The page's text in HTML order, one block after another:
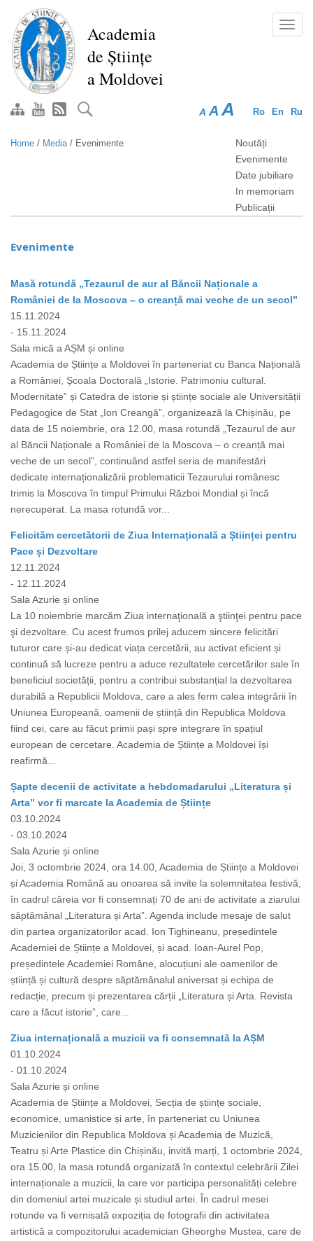
main
content
Academia
de Științe
a Moldovei
Ro En Ru
A A A
Home / Media/ Evenimente
Noutăți
Evenimente
Date jubiliare
In memoriam
Publicații
Evenimente
Masă rotundă „Tezaurul de aur al Băncii Naționale a
României de la Moscova – o creanță mai veche de un secol”
15.11.2024
- 15.11.2024
Sala mică a AȘM și online
Academia de Științe a Moldovei în parteneriat cu Banca Națională
a României, Școala Doctorală „Istorie. Patrimoniu cultural.
Modernitate” și Catedra de istorie și științe sociale ale Universității
Pedagogice de Stat „Ion Creangă”, organizează la Chișinău, pe
data de 15 noiembrie, ora 12.00, masa rotundă „Tezaurul de aur
al Băncii Naționale a României de la Moscova – o creanță mai
veche de un secol”, continuând astfel seria de manifestări
dedicate internaționalizării problematicii Tezaurului românesc
trimis la Moscova în timpul Primului Război Mondial și încă
nerecuperat. La masa rotundă vor...
Felicităm cercetătorii de Ziua Internațională a Științei pentru
Pace și Dezvoltare
12.11.2024
- 12.11.2024
Sala Azurie și online
La 10 noiembrie marcăm Ziua internaţională a ştiinţei pentru pace
şi dezvoltare. Cu acest frumos prilej aducem sincere felicitări
tuturor care și-au dedicat viața cercetării, au activat eficient și
continuă să lucreze pentru a aduce rezultatele cercetărilor sale în
beneficiul societății, pentru a contribui substanțial la dezvoltarea
durabilă a Republicii Moldova, care a ales ferm calea integrării în
Uniunea Europeană, oamenii de știință din Republica Moldova
fiind cei, care au făcut primii pași spre integrare în spațiul
european de cercetare. Academia de Științe a Moldovei își
reafirmă...
Șapte decenii de activitate a hebdomadarului „Literatura și
Arta” vor fi marcate la Academia de Științe
03.10.2024
- 03.10.2024
Sala Azurie și online
Joi, 3 octombrie 2024, ora 14.00, Academia de Științe a Moldovei
și Academia Română au onoarea să invite la solemnitatea festivă,
în cadrul căreia vor fi consemnați 70 de ani de activitate a ziarului
săptămânal „Literatura și Arta”. Agenda include mesaje de salut
din partea organizatorilor acad. Ion Tighineanu, președintele
Academiei de Științe a Moldovei, și acad. Ioan-Aurel Pop,
președintele Academiei Române, alocuțiuni ale oamenilor de
știință și cultură despre săptămânalul aniversat și echipa de
redacție, precum și prezentarea cărții „Literatura și Arta. Revista
care a făcut istorie”, care...
Ziua internațională a muzicii va fi consemnată la AȘM
01.10.2024
- 01.10.2024
Sala Azurie și online
Academia de Științe a Moldovei, Secția de științe sociale,
economice, umanistice și arte, în parteneriat cu Uniunea
Muzicienilor din Republica Moldova și Academia de Muzică,
Teatru și Arte Plastice din Chișinău, invită marți, 1 octombrie 2024,
ora 15.00, la masa rotundă organizată în contextul celebrării Zilei
internaționale a muzicii, la care vor participa personalități celebre
din domeniul artei muzicale și studiul artei. În cadrul mesei
rotunde va fi vernisată expoziția de fotografii din activitatea
artistică a compozitorului academician Gheorghe Mustea, care de